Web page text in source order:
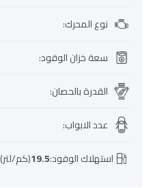
نوع المحرك:
سعة خزان الوقود:
القدرة بالحصان:
عدد الابواب:
استهلاك الوقود:19.5(كم/لتر)